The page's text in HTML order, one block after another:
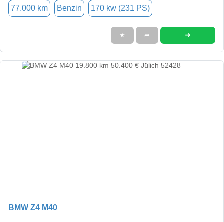
77.000 km Benzin 170 kw (231 PS)
★ ➦ ➜
BMW Z4 M40